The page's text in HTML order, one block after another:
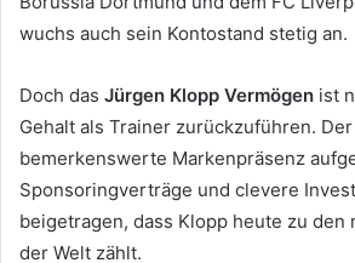
wuchs auch sein Kontostand stetig an.
Doch das Jürgen Klopp Vermögen ist
Gehalt als Trainer zurückzuführen.
bemerkenswerte Markenpräsenz
Sponsoringverträge und clevere
beigetragen, dass Klopp heute zu den
der Welt zählt.